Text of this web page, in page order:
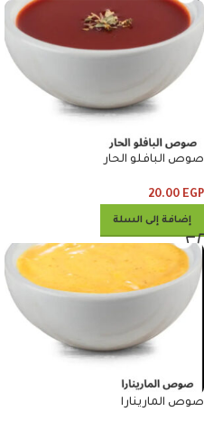
صوص البافلو الحار
20.00 EGP
إضافة إلى السلة
صوص المارينارا